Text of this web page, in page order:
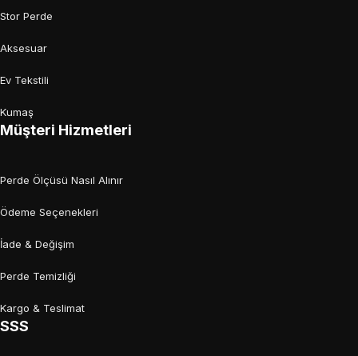
Stor Perde
Aksesuar
Ev Tekstili
Kumaş
Müşteri Hizmetleri
Perde Ölçüsü Nasıl Alınır
Ödeme Seçenekleri
İade & Değişim
Perde Temizliği
Kargo & Teslimat
SSS